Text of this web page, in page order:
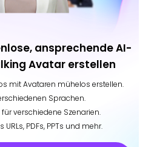
ansprechende AI-
Avatar erstellen
mit Avataren mühelos erstellen.
Sprachen.
verschiedene Szenarien.
PDFs, PPTs und mehr.